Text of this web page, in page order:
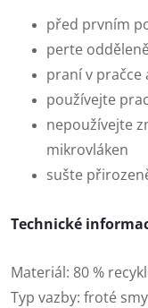
před prvním
perte
praní v pračce
používejte
nepoužívejte
mikrovláken
sušte
Technické
Materiál: 80 %
Typ vazby: froté